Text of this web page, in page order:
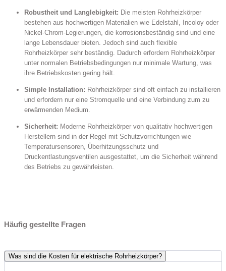
Robustheit und Langlebigkeit: Die meisten Rohrheizkörper
bestehen aus hochwertigen Materialien wie Edelstahl, Incoloy oder
Nickel-Chrom-Legierungen, die korrosionsbeständig sind und eine
lange Lebensdauer bieten. Jedoch sind auch flexible
Rohrheizkörper sehr beständig. Dadurch erfordern Rohrheizkörper
unter normalen Betriebsbedingungen nur minimale Wartung, was
ihre Betriebskosten gering hält.
Simple Installation: Rohrheizkörper sind oft einfach zu installieren
und erfordern nur eine Stromquelle und eine Verbindung zum zu
erwärmenden Medium.
Sicherheit: Moderne Rohrheizkörper von qualitativ hochwertigen
Herstellern sind in der Regel mit Schutzvorrichtungen wie
Temperatursensoren, Überhitzungsschutz und
Druckentlastungsventilen ausgestattet, um die Sicherheit während
des Betriebs zu gewährleisten.
Häufig gestellte Fragen
Was sind die Kosten für elektrische Rohrheizkörper?